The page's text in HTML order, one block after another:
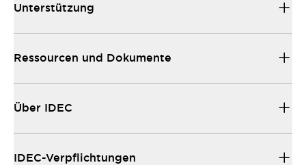
Unterstützung
Ressourcen und Dokumente
Über IDEC
IDEC-Verpflichtungen